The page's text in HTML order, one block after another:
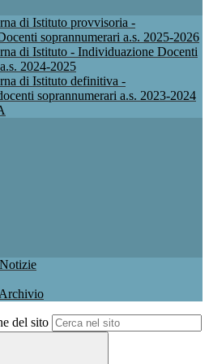
di Istituto provvisoria -
soprannumerari a.s. 2025-2026
di Istituto - Individuazione Docenti
2024-2025
di Istituto definitiva -
soprannumerari a.s. 2023-2024
del sito